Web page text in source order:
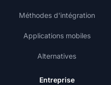
Méthodes d'intégration
Applications mobiles
Alternatives
Entreprise